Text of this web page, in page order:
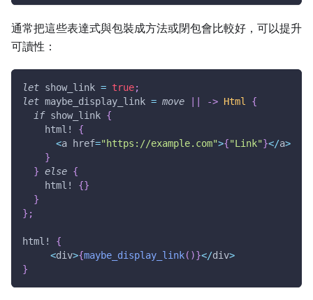
通常把這些表達式與包裝成方法或閉包會比較好，可以提升
可讀性：
let show_link = true;
let maybe_display_link = move -> Html
{
if show_link {
html!
{
<a href="https://example.com">{"Link"}</a>
}
} else {
html!
{}
}
} ;
html!
{
<div>{maybe_display_link( )}</div>
}